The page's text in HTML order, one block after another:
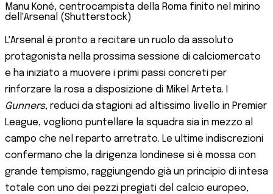
Manu Koné, centrocampista della Roma finito nel mirino
dell'Arsenal (Shutterstock)
L'Arsenal è pronto a recitare un ruolo da assoluto
protagonista nella prossima sessione di calciomercato
e ha iniziato a muovere i primi passi concreti per
rinforzare la rosa a disposizione di Mikel Arteta. I
Gunners, reduci da stagioni ad altissimo livello in Premier
League, vogliono puntellare la squadra sia in mezzo al
campo che nel reparto arretrato. Le ultime indiscrezioni
confermano che la dirigenza londinese si è mossa con
grande tempismo, raggiungendo già un principio di intesa
totale con uno dei pezzi pregiati del calcio europeo,